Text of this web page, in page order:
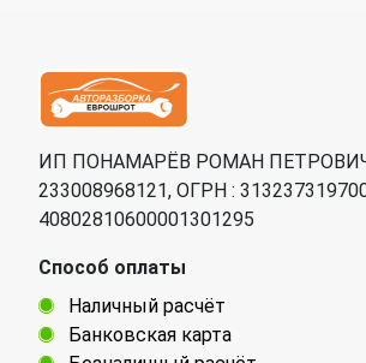
ИП ПОНАМАРЁВ РОМАН
233008968121, ОГРН :
40802810600001301295
Способ оплаты
Наличный расчёт
Банковская карта